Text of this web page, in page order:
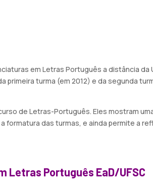
em Letras Português a distância da
primeira turma (em 2012) e da segunda
de Letras-Português. Eles mostram
das turmas, e ainda permite a
Letras Português EaD/UFSC